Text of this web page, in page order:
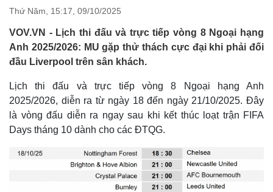
Thứ Năm, 15:17, 09/10/2025
VOV.VN - Lịch thi đấu và trực tiếp vòng 8 Ngoại hạng
Anh 2025/2026: MU gặp thử thách cực đại khi phải đối
đầu Liverpool trên sân khách.
Lịch thi đấu và trực tiếp vòng 8 Ngoại hạng Anh
2025/2026, diễn ra từ ngày 18 đến ngày 21/10/2025. Đây
là vòng đấu diễn ra ngay sau khi kết thúc loạt trận FIFA
Days tháng 10 dành cho các ĐTQG.